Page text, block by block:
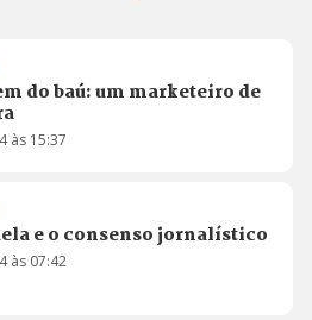
do baú: um marketeiro de
às 15:37
e o consenso jornalístico
às 07:42